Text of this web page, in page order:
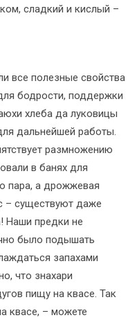
сладкий и кислый –
все полезные свойства
бодрости, поддержки
хлеба да луковицы
дальнейшей работы.
размножению
в банях для
пара, а дрожжевая
– существуют даже
Наши предки не
было подышать
запахами
что знахари
пищу на квасе. Так
квасе, – можете